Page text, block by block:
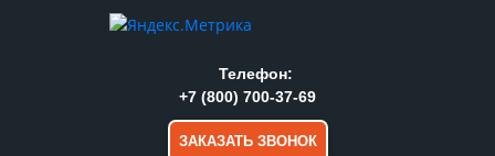
Телефон:
+7 (800) 700-37-69
ЗАКАЗАТЬ ЗВОНОК